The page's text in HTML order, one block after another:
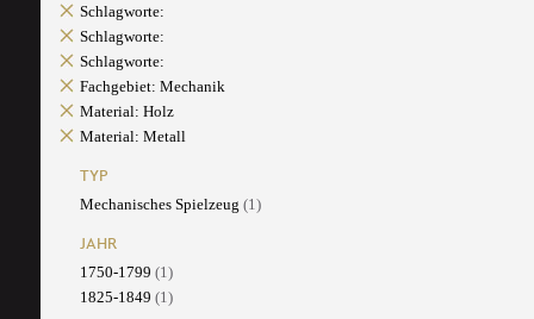
Schlagworte:
Schlagworte:
Schlagworte:
Fachgebiet: Mechanik
Material: Holz
Material: Metall
TYP
Mechanisches Spielzeug (1)
JAHR
1750-1799 (1)
1825-1849 (1)